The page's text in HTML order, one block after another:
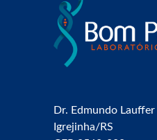
Dr. Edmundo
Igrejinha/RS